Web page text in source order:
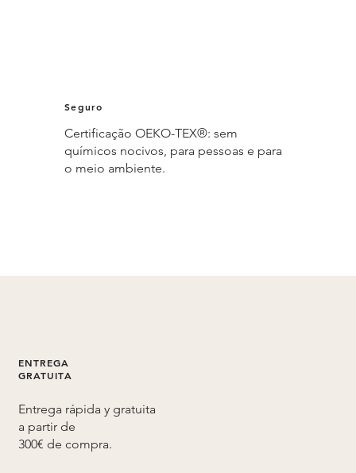
Seguro
Certificação OEKO-TEX®: sem
químicos nocivos, para pessoas e para
o meio ambiente.
ENTREGA
GRATUITA
Entrega rápida y gratuita
a partir de
300€ de compra.